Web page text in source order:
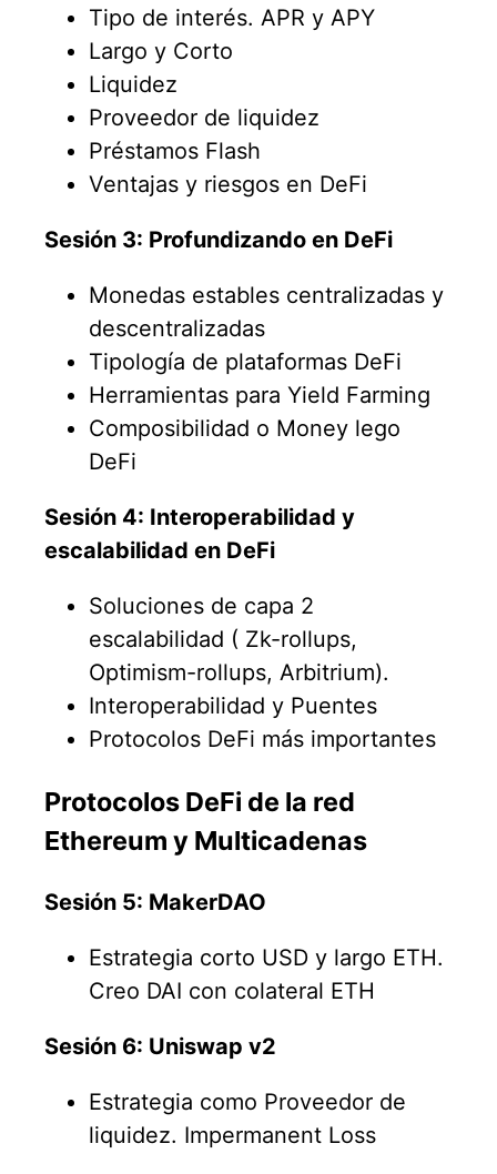
Tipo de interés. APR y APY
Largo y Corto
Liquidez
Proveedor de liquidez
Préstamos Flash
Ventajas y riesgos en DeFi
Sesión 3: Profundizando en DeFi
Monedas estables centralizadas y
descentralizadas
Tipología de plataformas DeFi
Herramientas para Yield Farming
Composibilidad o Money lego
DeFi
Sesión 4: Interoperabilidad y
escalabilidad en DeFi
Soluciones de capa 2
escalabilidad ( Zk-rollups,
Optimism-rollups, Arbitrium).
Interoperabilidad y Puentes
Protocolos DeFi más importantes
Protocolos DeFi de la red
Ethereum y Multicadenas
Sesión 5: MakerDAO
Estrategia corto USD y largo ETH.
Creo DAI con colateral ETH
Sesión 6: Uniswap v2
Estrategia como Proveedor de
liquidez. Impermanent Loss